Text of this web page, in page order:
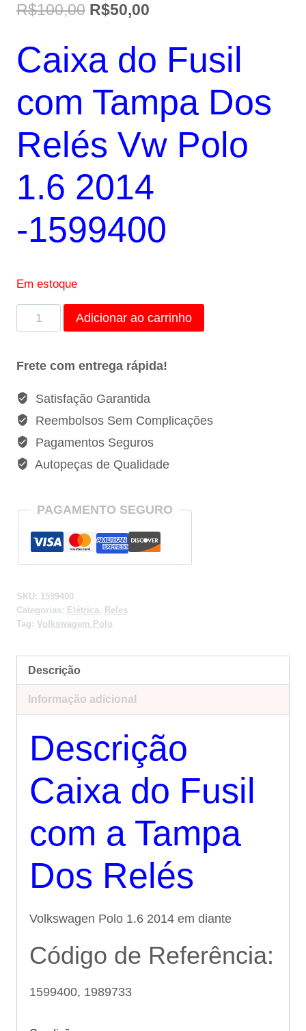
R$100,00 O
original
R$100,00.
R$50,00
atual
R$50,00.
Caixa do Fusil
com Tampa Dos
Relés Vw Polo
1.6 2014
-1599400
Em estoque
Caixa
do
com
Tampa
Relés
Vw
Polo
2014
quantidade
Adicionar ao carrinho
Frete com entrega rápida!
Satisfação Garantida
Reembolsos Sem Complicações
Pagamentos Seguros
Autopeças de Qualidade
PAGAMENTO SEGURO
SKU: 1599400
Categorias: Elétrica, Reles
Tag: Volkswagem Polo
Descrição
Informação adicional
Descrição
Caixa do Fusil
com a Tampa
Dos Relés
Volkswagen Polo 1.6 2014 em diante
Código de Referência:
1599400, 1989733